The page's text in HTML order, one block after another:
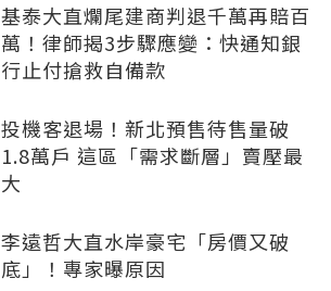
基泰大直爛尾建商判退千萬再賠百
萬！律師揭3步驟應變：快通知銀
行止付搶救自備款
投機客退場！新北預售待售量破
1.8萬戶 這區「需求斷層」賣壓最
大
李遠哲大直水岸豪宅「房價又破
底」！專家曝原因